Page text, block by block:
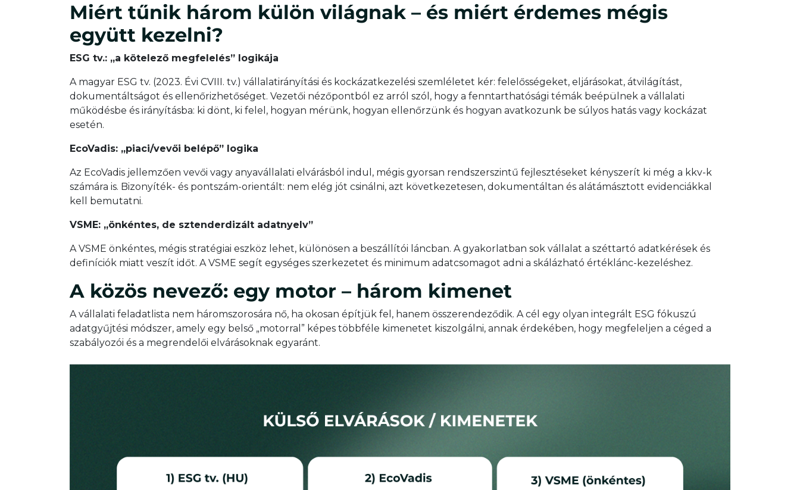
Miért tűnik három külön világnak – és miért érdemes mégis
együtt kezelni?
ESG tv.: „a kötelező megfelelés” logikája
A magyar ESG tv. (2023. Évi CVIII. tv.) vállalatirányítási és kockázatkezelési szemléletet kér: felelősségeket, eljárásokat, átvilágítást,
dokumentáltságot és ellenőrizhetőséget. Vezetői nézőpontból ez arról szól, hogy a fenntarthatósági témák beépülnek a vállalati
működésbe és irányításba: ki dönt, ki felel, hogyan mérünk, hogyan ellenőrzünk és hogyan avatkozunk be súlyos hatás vagy kockázat
esetén.
EcoVadis: „piaci/vevői belépő” logika
Az EcoVadis jellemzően vevői vagy anyavállalati elvárásból indul, mégis gyorsan rendszerszintű fejlesztéseket kényszerít ki még a kkv-k
számára is. Bizonyíték- és pontszám-orientált: nem elég jót csinálni, azt következetesen, dokumentáltan és alátámásztott evidenciákkal
kell bemutatni.
VSME: „önkéntes, de sztenderdizált adatnyelv”
A VSME önkéntes, mégis stratégiai eszköz lehet, különösen a beszállítói láncban. A gyakorlatban sok vállalat a széttartó adatkérések és
definíciók miatt veszít időt. A VSME segít egységes szerkezetet és minimum adatcsomagot adni a skálázható értéklánc-kezeléshez.
A közös nevező: egy motor – három kimenet
A vállalati feladatlista nem háromszorosára nő, ha okosan építjük fel, hanem összerendeződik. A cél egy olyan integrált ESG fókuszú
adatgyűjtési módszer, amely egy belső „motorral” képes többféle kimenetet kiszolgálni, annak érdekében, hogy megfeleljen a céged a
szabályozói és a megrendelői elvárásoknak egyaránt.